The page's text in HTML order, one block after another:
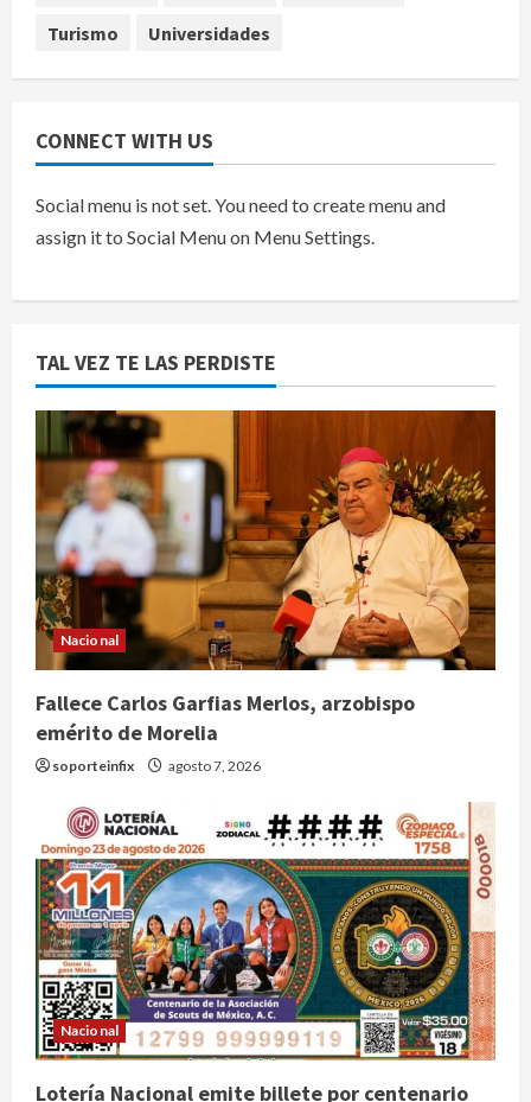
Turismo
Universidades
CONNECT WITH US
Social menu is not set. You need to create menu and
assign it to Social Menu on Menu Settings.
TAL VEZ TE LAS PERDISTE
Nacional
Fallece Carlos Garfias Merlos, arzobispo
emérito de Morelia
soporteinfix agosto 7, 2026
Nacional
Lotería Nacional emite billete por centenario